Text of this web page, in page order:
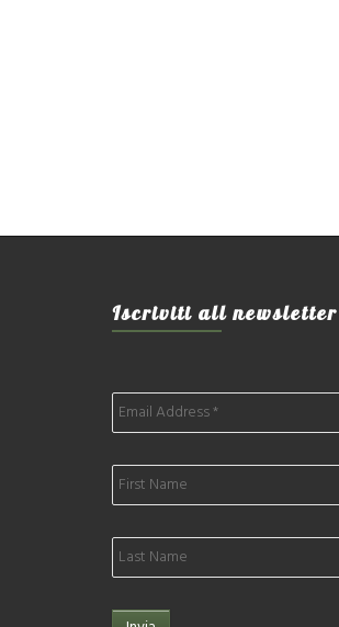
Iscriviti all newsletter